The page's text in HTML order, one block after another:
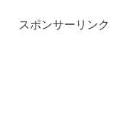
スポンサーリンク